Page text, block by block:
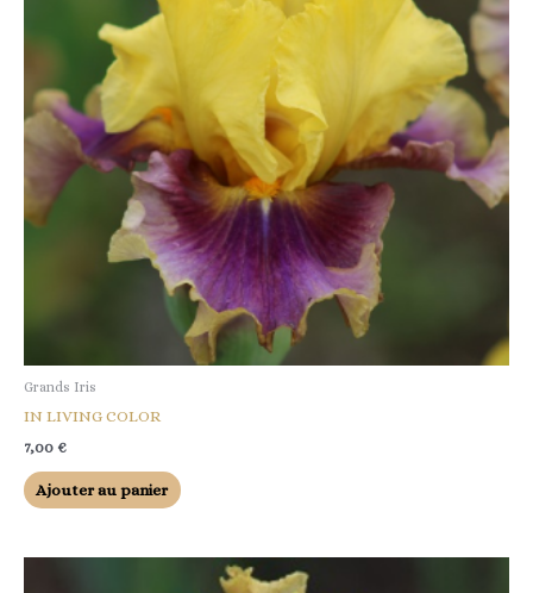
Grands Iris
IN LIVING COLOR
7,00 €
Ajouter au panier